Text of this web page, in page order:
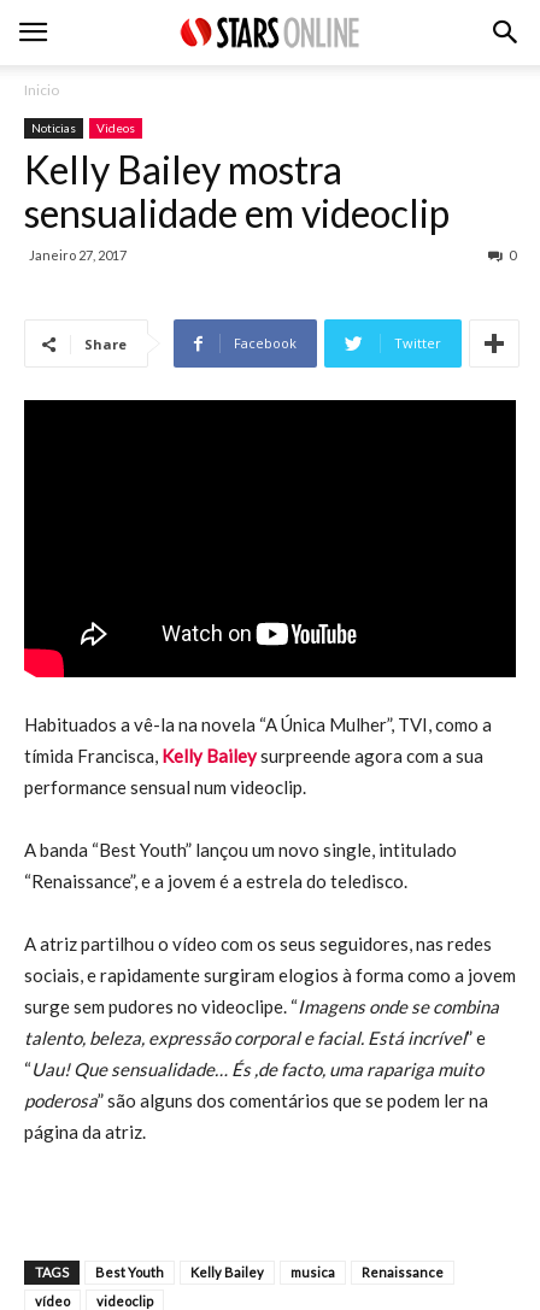
Inicio
Noticias Videos
Kelly Bailey mostra
sensualidade em videoclip
Janeiro 27, 2017 0
Share Facebook Twitter
Habituados a vê-la na novela “A Única Mulher”, TVI, como a
tímida Francisca, Kelly Baileysurpreende agora com a sua
performance sensual num videoclip.
A banda “Best Youth” lançou um novo single, intitulado
“Renaissance”, e a jovem é a estrela do teledisco.
A atriz partilhou o vídeo com os seus seguidores, nas redes
sociais, e rapidamente surgiram elogios à forma como a jovem
surge sem pudores no videoclipe. “Imagens onde se combina
talento, beleza, expressão corporal e facial. Está incrível” e
“Uau! Que sensualidade… És ,de facto, uma rapariga muito
poderosa” são alguns dos comentários que se podem ler na
página da atriz.
TAGS Best Youth Kelly Bailey musica
Renaissance
vídeo
videoclip